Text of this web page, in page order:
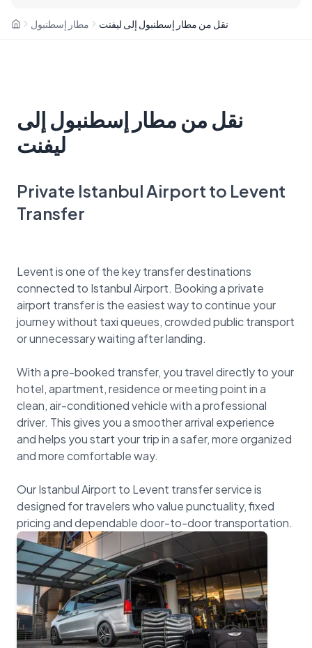
مطار إسطنبول نقل من مطار إسطنبول إلى ليفنت
نقل من مطار إسطنبول إلى
ليفنت
Private Istanbul Airport to Levent
Transfer
Levent is one of the key transfer destinations
connected to Istanbul Airport. Booking a private
airport transfer is the easiest way to continue your
journey without taxi queues, crowded public transport
or unnecessary waiting after landing.
With a pre-booked transfer, you travel directly to your
hotel, apartment, residence or meeting point in a
clean, air-conditioned vehicle with a professional
driver. This gives you a smoother arrival experience
and helps you start your trip in a safer, more organized
and more comfortable way.
Our Istanbul Airport to Levent transfer service is
designed for travelers who value punctuality, fixed